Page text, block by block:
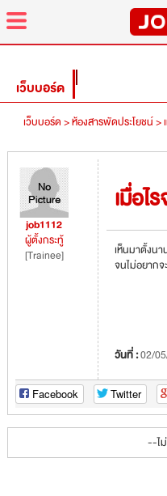
menu
เว็บบอร์ด
เว็บบอร์ด >ห้องสารพัดประโยชน์ >
job1112
ผู้ตั้งกระทู้
[Trainee]
เมื่อไ
เห็นมาตั้งนา
จนไม่อยาก
วันที่ :02/
Facebook Twitter
--ไ